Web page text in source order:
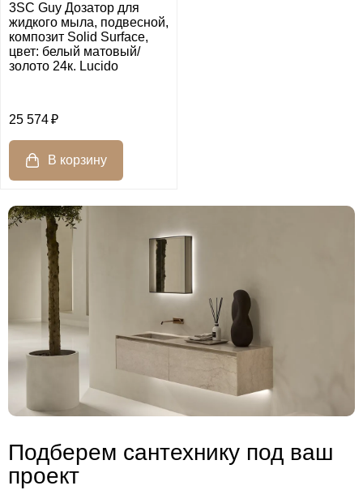
3SC Guy Дозатор для
жидкого мыла, подвесной,
композит Solid Surface,
цвет: белый матовый/
золото 24к. Lucido
25 574
Подберем сантехнику под ваш
проект